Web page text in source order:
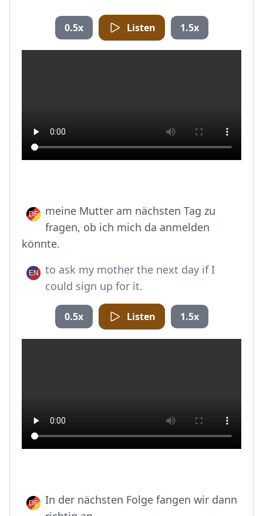
0.5x Listen 1.5x
meine Mutter am nächsten Tag zu
fragen, ob ich mich da anmelden
könnte.
to ask my mother the next day if I
could sign up for it.
0.5x Listen 1.5x
In der nächsten Folge fangen wir dann